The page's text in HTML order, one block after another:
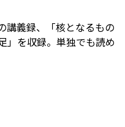
講義録、「核となるもの
」を収録。単独でも読め